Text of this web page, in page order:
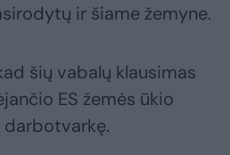
ir šiame žemyne.
šių vabalų klausimas
ES žemės ūkio